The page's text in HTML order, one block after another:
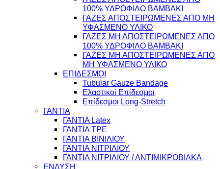
100% ΥΔΡΟΦΙΛΟ ΒΑΜΒΑΚΙ
ΓΑΖΕΣ ΑΠΟΣΤΕΙΡΩΜΕΝΕΣ ΑΠΟ ΜΗ
ΥΦΑΣΜΕΝΟ ΥΛΙΚΟ
ΓΑΖΕΣ ΜΗ ΑΠΟΣΤΕΙΡΩΜΕΝΕΣ ΑΠΟ
100% ΥΔΡΟΦΙΛΟ ΒΑΜΒΑΚΙ
ΓΑΖΕΣ ΜΗ ΑΠΟΣΤΕΙΡΩΜΕΝΕΣ ΑΠΟ
ΜΗ ΥΦΑΣΜΕΝΟ ΥΛΙΚΟ
ΕΠΙΔΕΣΜΟΙ
Tubular Gauze Bandage
Ελαστικοί Επίδεσμοι
Επίδεσμοι Long-Stretch
ΓΑΝΤΙΑ
ΓΑΝΤΙΑ Latex
ΓΑΝΤΙΑ TPE
ΓΑΝΤΙΑ ΒΙΝΙΛΙΟΥ
ΓΑΝΤΙΑ ΝΙΤΡΙΛΙΟΥ
ΓΑΝΤΙΑ ΝΙΤΡΙΛΙΟΥ / ΑΝΤΙΜΙΚΡΟΒΙΑΚΑ
ΕΝΔΥΣΗ